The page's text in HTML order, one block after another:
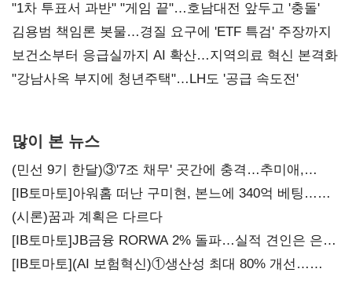
불복'
"1차 투표서 과반" "게임 끝"…호남대전 앞두고 '충돌'
김용범 책임론 봇물…경질 요구에 'ETF 특검' 주장까지
보건소부터 응급실까지 AI 확산…지역의료 혁신 본격화
"강남사옥 부지에 청년주택"…LH도 '공급 속도전'
많이 본 뉴스
(민선 9기 한달)③'7조 채무' 곳간에 충격…추미애,
20년만에 '비상재정' 선언 승부수
[IB토마토]아워홈 떠난 구미현, 본느에 340억 베팅…
가족 지배체제 구축
(시론)꿈과 계획은 다르다
[IB토마토]JB금융 RORWA 2% 돌파…실적 견인은 은행
아닌 캐피탈
[IB토마토](AI 보험혁신)①생산성 최대 80% 개선…